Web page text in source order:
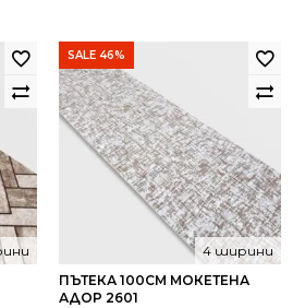
SALE 46%
ПЪТЕКА 100СМ МОКЕТЕНА
АДОР 2601
4 ширини